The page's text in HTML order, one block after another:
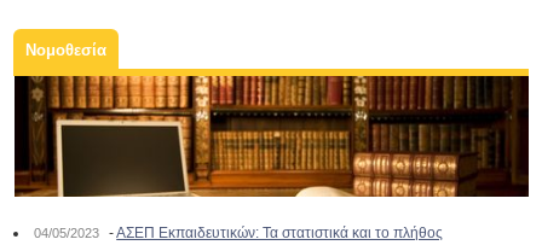
Νομοθεσία
04/05/2023 -ΑΣΕΠ Εκπαιδευτικών: Τα στατιστικά και το πλήθος